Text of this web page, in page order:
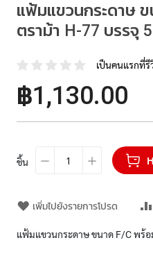
แฟ้มแขวนกระดาษ
ตราม้า H-77 บรรจุ
เป็นคนแรกที่
฿1,130.00
ชิ้น
เพิ่มไปยังรายการโปรด
แฟ้มแขวนกระดาษ ขนาด F/C พร้อ